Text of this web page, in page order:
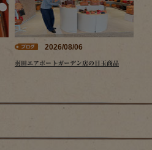
2026/08/06
羽田エアポートガーデン店の目玉商品